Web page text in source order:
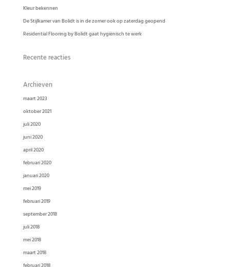
Kleur bekennen
De Stijlkamer van Bolidt is in de zomer ook op zaterdag geopend
Residential Flooring by Bolidt gaat hygiënisch te werk
Recente reacties
Archieven
maart 2023
oktober 2021
juli 2020
juni 2020
april 2020
februari 2020
januari 2020
mei 2019
februari 2019
september 2018
juli 2018
mei 2018
maart 2018